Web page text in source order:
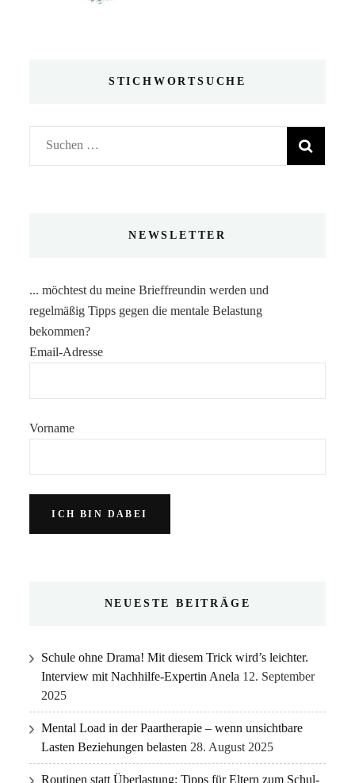
STICHWORTSUCHE
Suchen
nach:
NEWSLETTER
... möchtest du meine Brieffreundin werden und
regelmäßig Tipps gegen die mentale Belastung
bekommen?
Email-Adresse
Vorname
NEUESTE BEITRÄGE
Schule ohne Drama! Mit diesem Trick wird’s leichter.
Interview mit Nachhilfe-Expertin Anela 12. September
2025
Mental Load in der Paartherapie – wenn unsichtbare
Lasten Beziehungen belasten 28. August 2025
Routinen statt Überlastung: Tipps für Eltern zum Schul-